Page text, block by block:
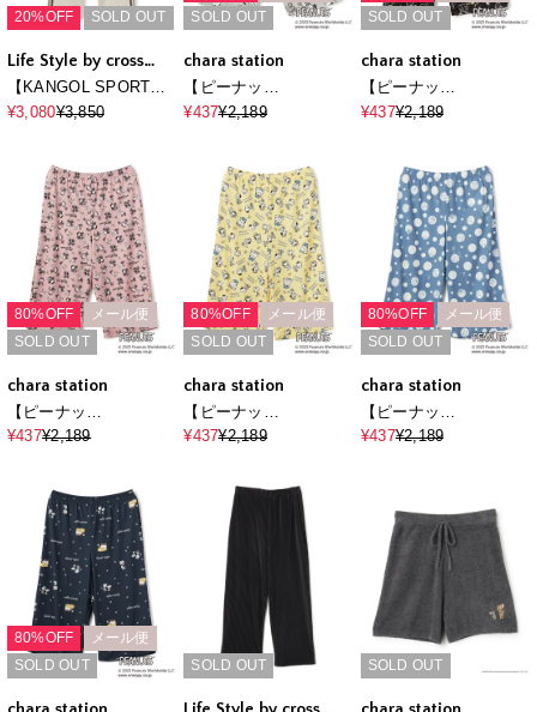
20%OFF SOLD OUT
Life Style by cross
marche
【KANGOL SPORT】
サイドライントラック
新色追加◆
¥3,080¥3,850
SOLD OUT
chara station
【ピーナッ
ツ/PEANUTS】ひんや
¥437¥2,189
SOLD OUT
chara station
【ピーナッ
ツ/PEANUTS】ひんや
¥437¥2,189
80%OFF
メール便
SOLD OUT
chara station
【ピーナッ
ツ/PEANUTS】ひんや
¥437¥2,189
80%OFF
メール便
SOLD OUT
chara station
【ピーナッ
ツ/PEANUTS】ひんや
¥437¥2,189
80%OFF
メール便
SOLD OUT
chara station
【ピーナッ
ツ/PEANUTS】ひんや
¥437¥2,189
80%OFF
メール便
SOLD OUT
SOLD OUT SOLD OUT